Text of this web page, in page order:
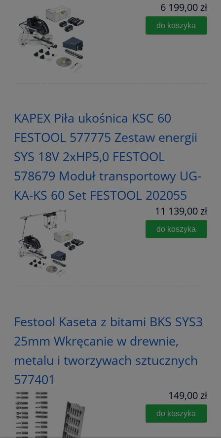
6 199,00 zł
do koszyka
KAPEX Piła ukośnica KSC 60
FESTOOL 577775 Zestaw energii
SYS 18V 2xHP5,0 FESTOOL
578679 Moduł transportowy UG-
KA-KS 60 Set FESTOOL 202055
11 139,00 zł
do koszyka
Festool Kaseta z bitami BKS SYS3
25mm Wkręcanie w drewnie,
metalu i tworzywach sztucznych
577401
149,00 zł
do koszyka